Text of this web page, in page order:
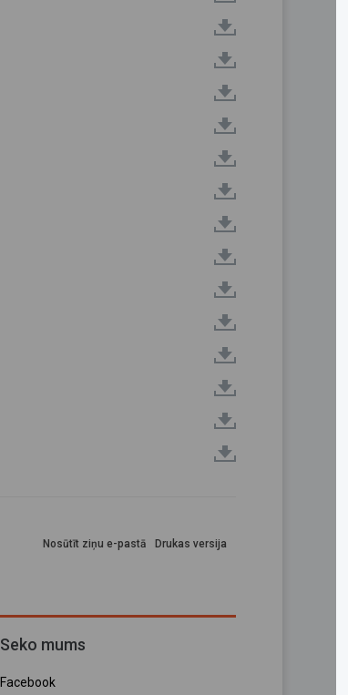
Drukas versija
Nosūtīt ziņu e-pastā
Seko mums
Facebook